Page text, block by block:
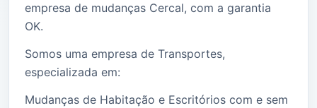
empresa de mudanças Cercal, com a garantia
OK.
Somos uma empresa de Transportes,
especializada em:
Mudanças de Habitação e Escritórios com e sem